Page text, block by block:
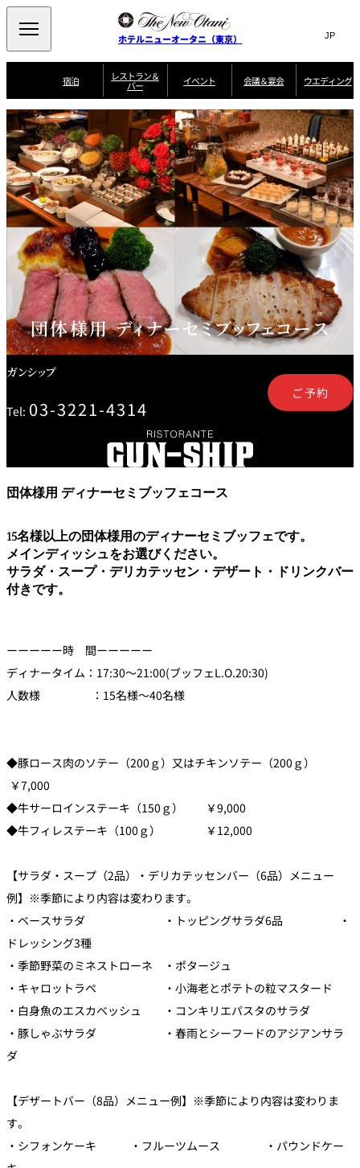
ホテルニューオータニ（東京） Search
サ
ト
内
検
索
窓
を
開
閉
言
切
替
え
メ
ニ
ュ
ー
を
開
閉
JP(日本語)
EN
Select Language▼
宿泊
ゼクティブハ
ウス 禅 ザ・メイン
ニューオータニ・
ガーデンタワー スイートのご案内
客室一覧 宿泊プラン一覧 サービスガイド ルームサービス
ルニューオー
サービスア
ートメント 朝食のご案内
宿泊者限定
ディナ ーご優待
のご案内
誕生日や記念日の
お祝いに
レストラン＆
バー
ン＆
バー
ご案内
ソムリエ 個室のご案内
ご家族で楽し
む小個室
ビュッフェ
VIEW & DINING
THE SKY
タワーレスト ガーデンラウ
ンジ
トレーダーヴ
ィックス 東京
スイーツ
パティスリー
SATSUKI
ピエール・エ
ルメ・パリ
西洋料理
大観苑＜
TAIKAN EN＞
リブルーム
石心亭＜
SEKISHIN-TEI＞ SEISEN-TEI＞ もみじ亭
日本料理
SENBAZURU＞
茶花荘＜
SAZANKA-SO
メイン）＜
KYUBEY＞
デンタワー）
＜KYUBEY＞
つきじ鈴富＜
SUZUTOMI＞ ふみぜん
にいづ
カフェ・ラウンジ
SATSUKI
ガーデンラウ
ペシャワール
カフェ ラ ミル
バー
バー カプリ
タワー・カフ
SKY BAR
KATO'S DINING
& BAR
ルームサービス
ルームサービ
イベント 会議＆宴会
会
議
＆
宴
会
宴会場一覧 プラン一覧 MICE
宴会ご予約・お問
合せフォーム
ウエディング
ウ
エ
デ
ィ
ン
グ
ウエディングスタ
イル コンセ
披露宴 料理・
ムービー
SUPER-
TOKYO
ホテルへのアクセ
ス
団体様用 ディナーセミブッフェコース
ガンシップ
Tel: 03-3221-4314
ご予約
団体様用 ディナーセミブッフェコース
15名様以上の団体様用のディナーセミブッフェです。
メインディッシュをお選びください。
サラダ・スープ・デリカテッセン・デザート・ドリンクバー
付きです。
ーーーーー時 間ーーーーー
ディナータイム：17:30～21:00(ブッフェL.O.20:30)
人数様 ：15名様～40名様
◆豚ロース肉のソテー（200ｇ）又はチキンソテー（200ｇ）
￥7,000
◆牛サーロインステーキ（150ｇ） ￥9,000
◆牛フィレステーキ（100ｇ） ￥12,000
【サラダ・スープ（2品）・デリカテッセンバー（6品）メニュー
例】※季節により内容は変わります。
・ベースサラダ ・トッピングサラダ6品 ・
ドレッシング3種
・季節野菜のミネストローネ ・ポタージュ
・キャロットラペ ・小海老とポテトの粒マスタード
・白身魚のエスカベッシュ ・コンキリエパスタのサラダ
・豚しゃぶサラダ ・春雨とシーフードのアジアンサラ
ダ
【デザートバー（8品）メニュー例】※季節により内容は変わりま
す。
・シフォンケーキ ・フルーツムース ・パウンドケー